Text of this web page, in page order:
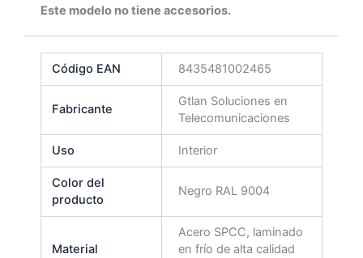
Este modelo no tiene accesorios.
Código EAN 8435481002465
Fabricante
Gtlan Soluciones en
Telecomunicaciones
Uso Interior
Color del
producto
Negro RAL 9004
Material
Acero SPCC, laminado
en frío de alta calidad